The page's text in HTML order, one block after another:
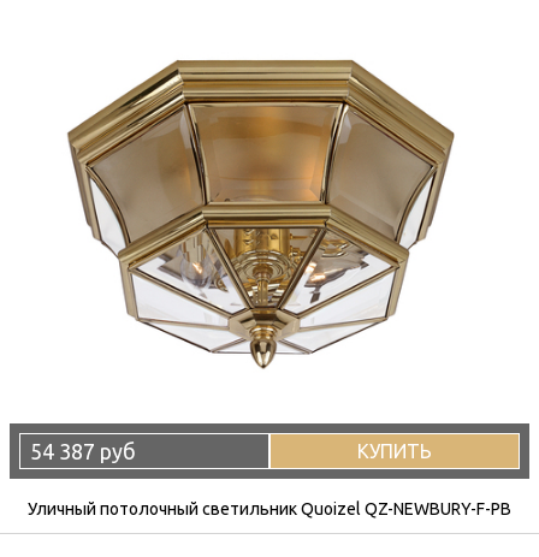
54 387 руб КУПИТЬ
Уличный потолочный светильник Quoizel QZ-NEWBURY-F-PB